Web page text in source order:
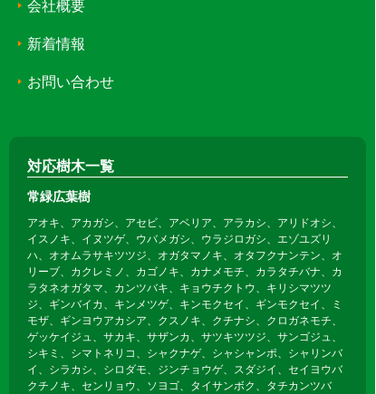
会社概要
新着情報
お問い合わせ
対応樹木一覧
常緑広葉樹
アオキ、アカガシ、アセビ、アベリア、アラカシ、アリドオシ、
イスノキ、イヌツゲ、ウバメガシ、ウラジロガシ、エゾユズリ
ハ、オオムラサキツツジ、オガタマノキ、オタフクナンテン、オ
リーブ、カクレミノ、カゴノキ、カナメモチ、カラタチバナ、カ
ラタネオガタマ、カンツバキ、キョウチクトウ、キリシマツツ
ジ、ギンバイカ、キンメツゲ、キンモクセイ、ギンモクセイ、ミ
モザ、ギンヨウアカシア、クスノキ、クチナシ、クロガネモチ、
ゲッケイジュ、サカキ、サザンカ、サツキツツジ、サンゴジュ、
シキミ、シマトネリコ、シャクナゲ、シャシャンポ、シャリンバ
イ、シラカシ、シロダモ、ジンチョウゲ、スダジイ、セイヨウバ
クチノキ、センリョウ、ソヨゴ、タイサンボク、タチカンツバ